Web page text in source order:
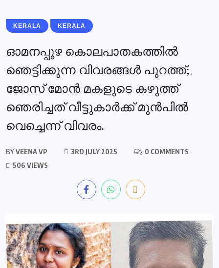
KERALA KERALA
ഓമനപ്പുഴ കൊലപാതകത്തില്‍
ഞെട്ടിക്കുന്ന വിവരങ്ങള്‍ പുറത്ത്;
ജോസ് മോന്‍ മകളുടെ കഴുത്ത്
ഞെരിച്ചത് വീട്ടുകാര്‍ക്ക് മുന്‍പില്‍
വെച്ചെന്ന് വിവരം.
BYVEENA VP 3RD JULY 2025
0 COMMENTS
506 VIEWS